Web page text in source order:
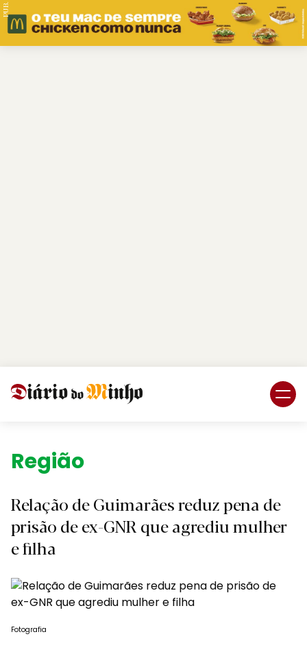
PUB.
Região.
Relação de Guimarães reduz pena de
prisão de ex-GNR que agrediu mulher
e filha
Fotografia